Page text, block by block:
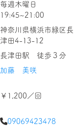
毎週木曜日
19:45~21:00
神奈川県横浜市緑区長
津田4-13-12
長津田駅 徒歩３分
加藤 美咲
￥1,200／回
09069423478